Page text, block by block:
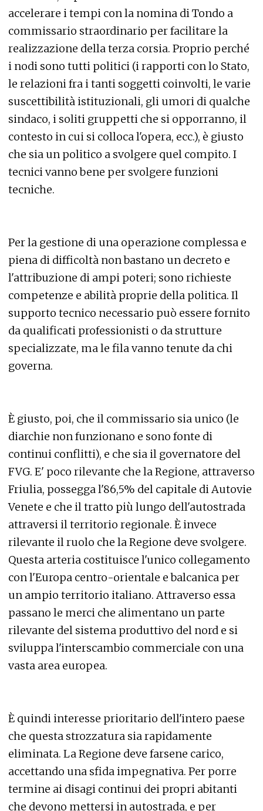
accelerare i tempi con la nomina di Tondo a
commissario straordinario per facilitare la
realizzazione della terza corsia. Proprio perché
i nodi sono tutti politici (i rapporti con lo Stato,
le relazioni fra i tanti soggetti coinvolti, le varie
suscettibilità istituzionali, gli umori di qualche
sindaco, i soliti gruppetti che si opporranno, il
contesto in cui si colloca l'opera, ecc.), è giusto
che sia un politico a svolgere quel compito. I
tecnici vanno bene per svolgere funzioni
tecniche.
Per la gestione di una operazione complessa e
piena di difficoltà non bastano un decreto e
l'attribuzione di ampi poteri; sono richieste
competenze e abilità proprie della politica. Il
supporto tecnico necessario può essere fornito
da qualificati professionisti o da strutture
specializzate, ma le fila vanno tenute da chi
governa.
È giusto, poi, che il commissario sia unico (le
diarchie non funzionano e sono fonte di
continui conflitti), e che sia il governatore del
FVG. E' poco rilevante che la Regione, attraverso
Friulia, possegga l'86,5% del capitale di Autovie
Venete e che il tratto più lungo dell'autostrada
attraversi il territorio regionale. È invece
rilevante il ruolo che la Regione deve svolgere.
Questa arteria costituisce l'unico collegamento
con l'Europa centro-orientale e balcanica per
un ampio territorio italiano. Attraverso essa
passano le merci che alimentano un parte
rilevante del sistema produttivo del nord e si
sviluppa l'interscambio commerciale con una
vasta area europea.
È quindi interesse prioritario dell'intero paese
che questa strozzatura sia rapidamente
eliminata. La Regione deve farsene carico,
accettando una sfida impegnativa. Per porre
termine ai disagi continui dei propri abitanti
che devono mettersi in autostrada, e per